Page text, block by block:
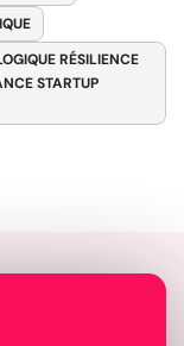
RÉSILIENCE
STARTUP